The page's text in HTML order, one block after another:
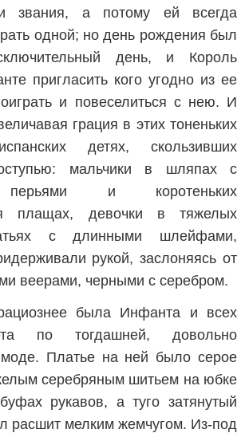
а потому ей всегда
одной; но день рождения был
день, и Король
пригласить кого угодно из ее
и повеселиться с нею. И
грация в этих тоненьких
детях, скользивших
мальчики в шляпах с
перьями и коротеньких
плащах, девочки в тяжелых
с длинными шлейфами,
рукой, заслоняясь от
веерами, черными с серебром.
была Инфанта и всех
по тогдашней, довольно
моде. Платье на ней было серое
серебряным шитьем на юбке
рукавов, а туго затянутый
расшит мелким жемчугом. Из-под